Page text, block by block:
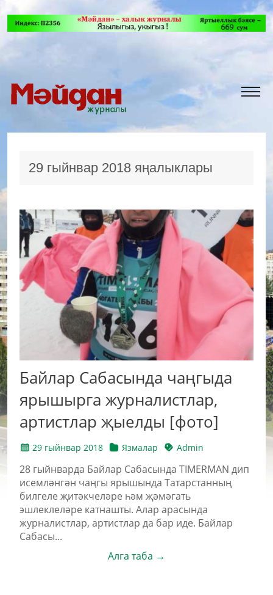
29 гыйнвар 2018 яңалыклары
Байлар Сабасында чаңгыда
ярышырга журналистлар,
артистлар җыелды [фото]
29 гыйнвар 2018 Язмалар Admin
28 гыйнварда Байлар Сабасында TIMERMAN дип
исемләнгән чаңгы ярышында Татарстанның
билгеле җитәкчеләре һәм җәмәгать
эшлеклеләре катнашты. Алар арасында
журналистлар, артистлар да бар иде. Байлар
Сабасы...
Алга таба →